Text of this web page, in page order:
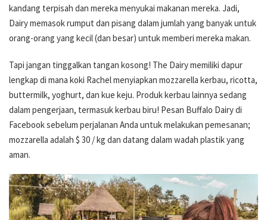
kandang terpisah dan mereka menyukai makanan mereka. Jadi,
Dairy memasok rumput dan pisang dalam jumlah yang banyak untuk
orang-orang yang kecil (dan besar) untuk memberi mereka makan.
Tapi jangan tinggalkan tangan kosong! The Dairy memiliki dapur
lengkap di mana koki Rachel menyiapkan mozzarella kerbau, ricotta,
buttermilk, yoghurt, dan kue keju. Produk kerbau lainnya sedang
dalam pengerjaan, termasuk kerbau biru! Pesan Buffalo Dairy di
Facebook sebelum perjalanan Anda untuk melakukan pemesanan;
mozzarella adalah $ 30 / kg dan datang dalam wadah plastik yang
aman.